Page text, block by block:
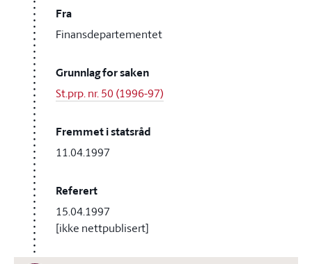
Fra
Finansdepartementet
Grunnlag for saken
St.prp. nr. 50 (1996-97)
Fremmet i statsråd
11.04.1997
Referert
15.04.1997
[ikke nettpublisert]